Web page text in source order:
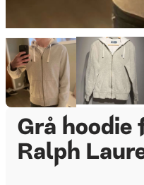
Grå hoodie
Ralph